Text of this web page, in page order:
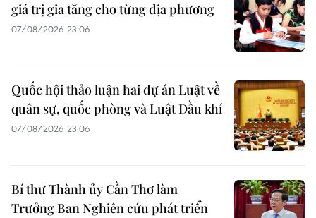
giá trị gia tăng cho từng địa phương
07/08/2026 23:06
Quốc hội thảo luận hai dự án Luật về
quân sự, quốc phòng và Luật Dầu khí
07/08/2026 23:06
Bí thư Thành ủy Cần Thơ làm
Trưởng Ban Nghiên cứu phát triển